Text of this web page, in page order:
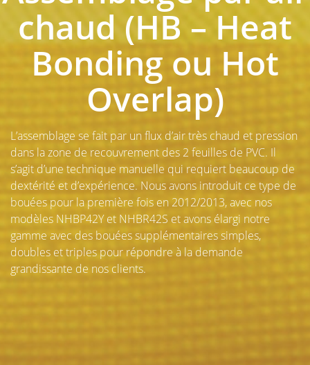
chaud (HB – Heat
Bonding ou Hot
Overlap)
L’assemblage se fait par un flux d’air très chaud et pression
dans la zone de recouvrement des 2 feuilles de PVC. Il
s’agit d’une technique manuelle qui requiert beaucoup de
dextérité et d’expérience. Nous avons introduit ce type de
bouées pour la première fois en 2012/2013, avec nos
modèles NHBP42Y et NHBR42S et avons élargi notre
gamme avec des bouées supplémentaires simples,
doubles et triples pour répondre à la demande
grandissante de nos clients.